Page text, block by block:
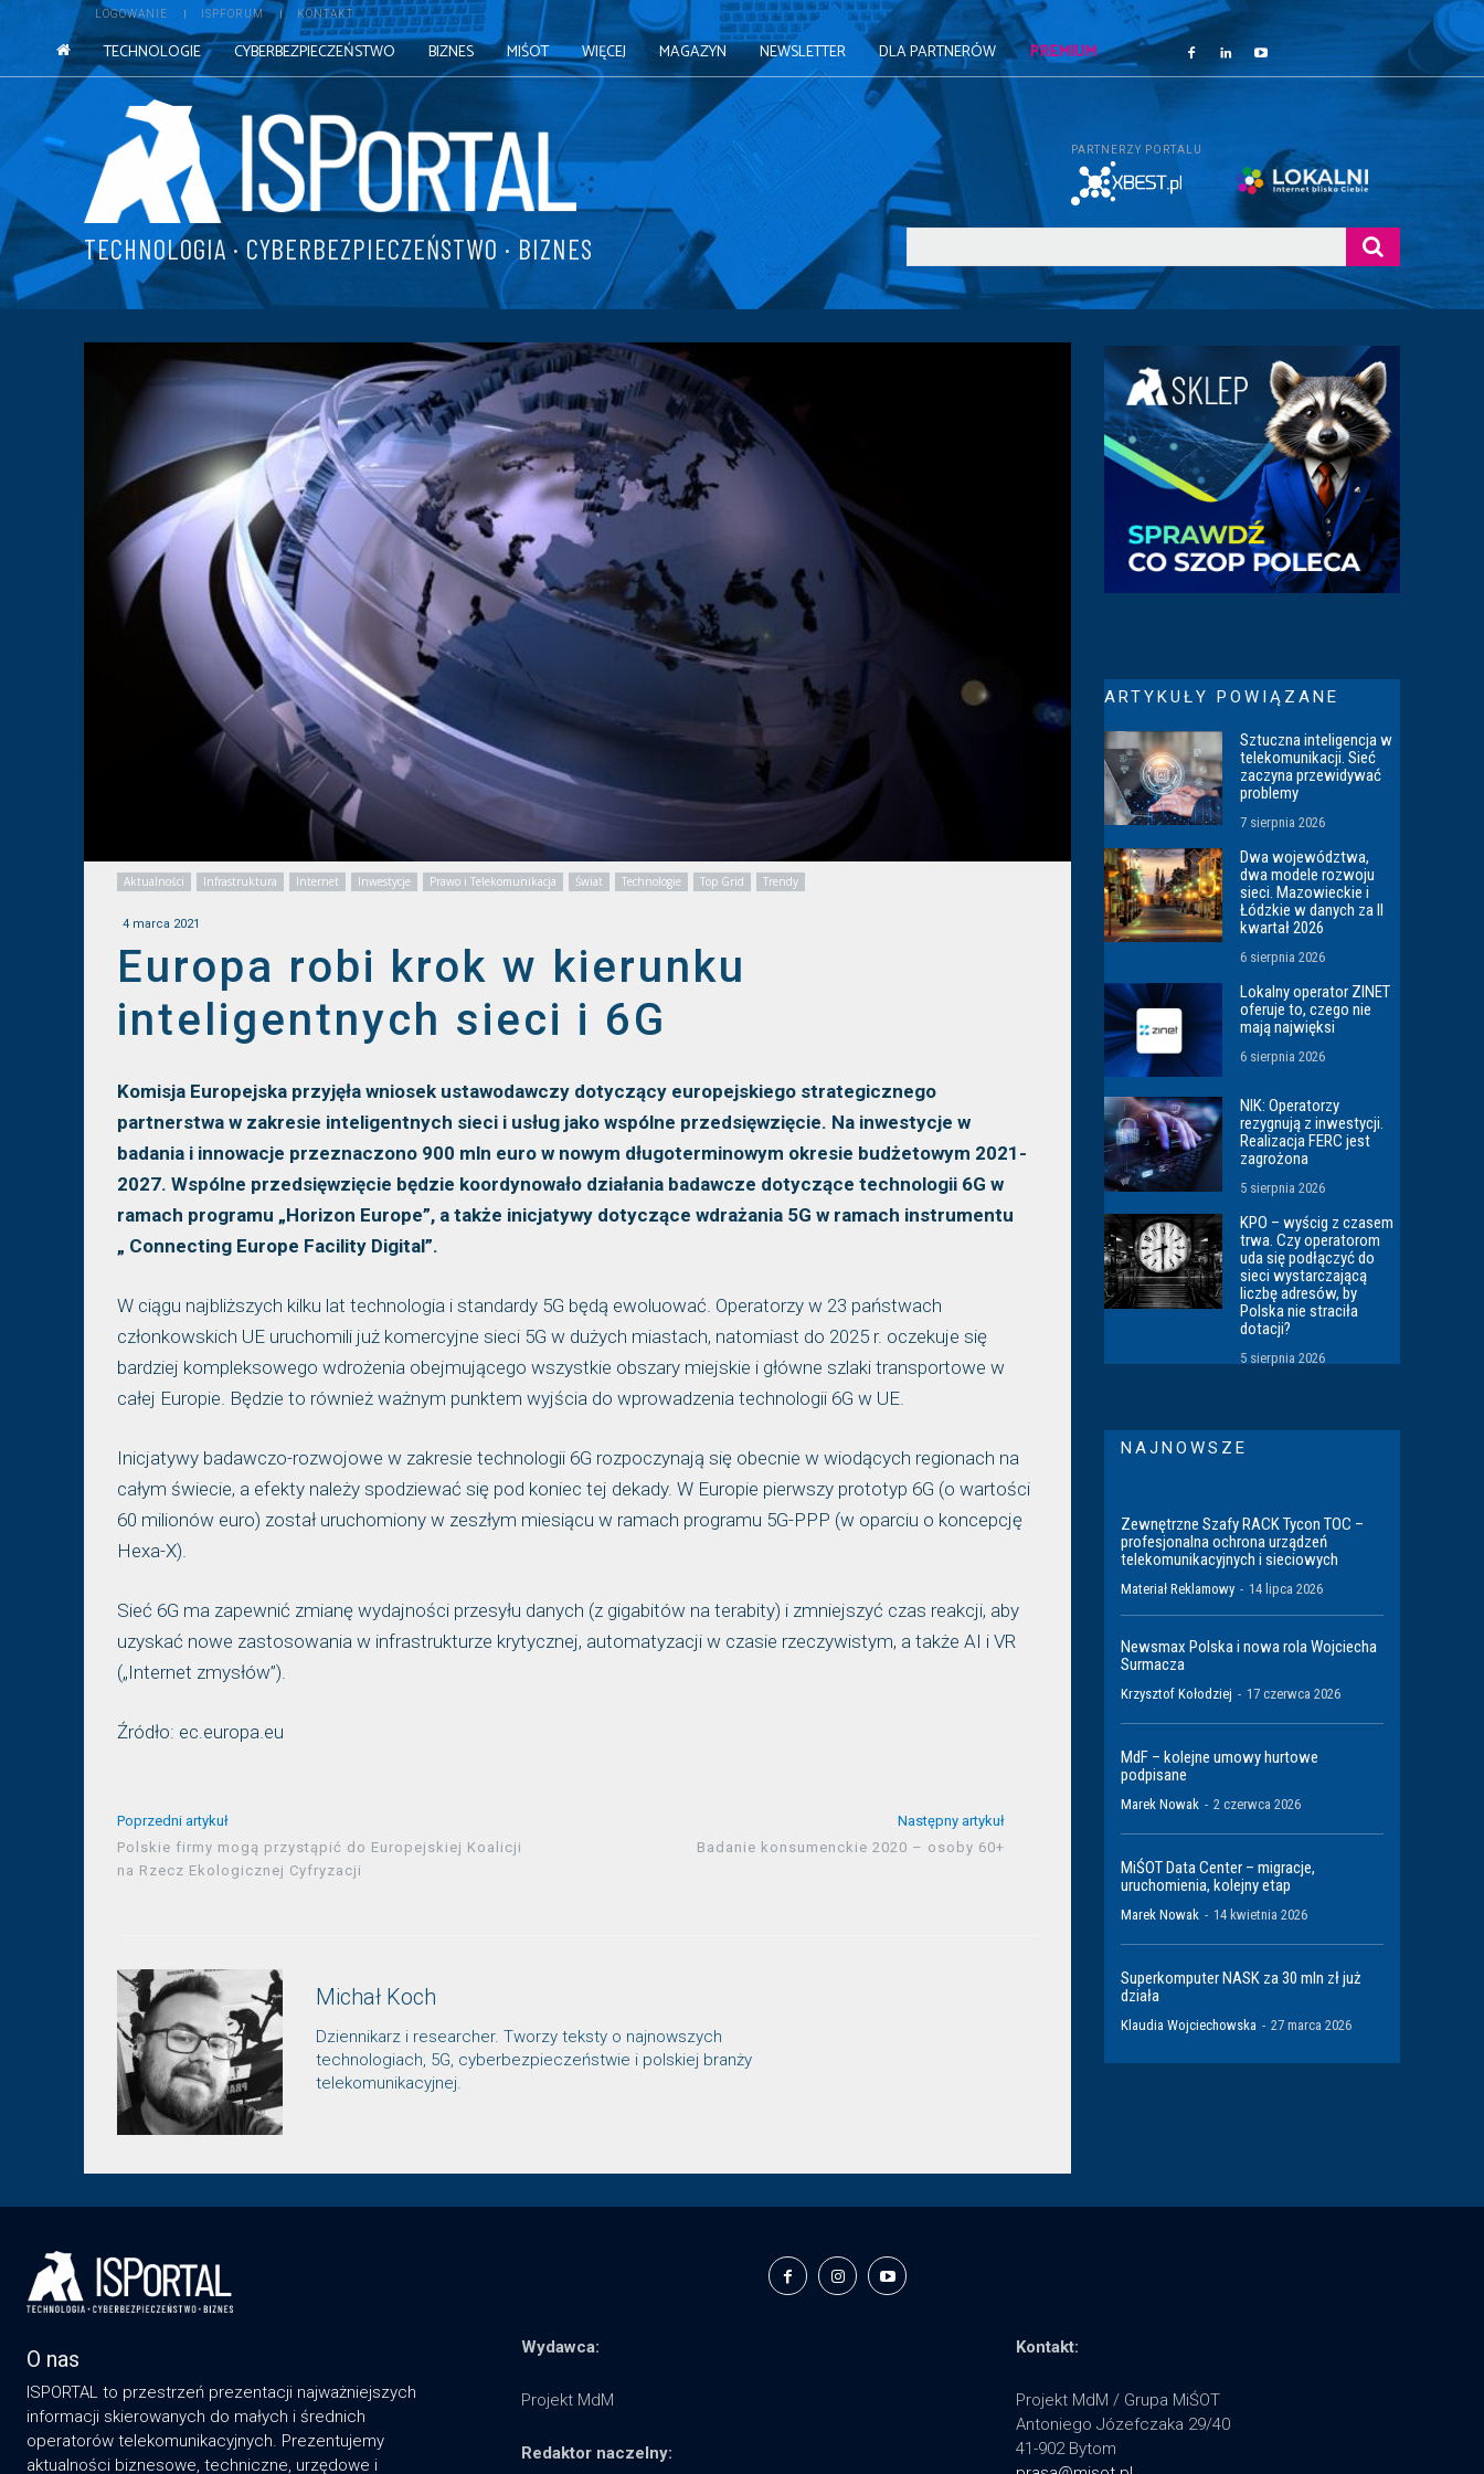
LOGOWANIE ISPFORUM KONTAKT
TECHNOLOGIE CYBERBEZPIECZEŃSTWO BIZNES MIŚOT WIĘCEJ MAGAZYN NEWSLETTER DLA PARTNERÓW PREMIUM
TECHNOLOGIA · CYBERBEZPIECZEŃSTWO · BIZNES
PARTNERZY PORTALU
Aktualności Infrastruktura Internet Inwestycje Prawo i Telekomunikacja Świat Technologie Top Grid Trendy
4 marca 2021
Europa robi krok w kierunku
inteligentnych sieci i 6G
Komisja Europejska przyjęła wniosek ustawodawczy dotyczący europejskiego strategicznego
partnerstwa w zakresie inteligentnych sieci i usług jako wspólne przedsięwzięcie. Na inwestycje w
badania i innowacje przeznaczono 900 mln euro w nowym długoterminowym okresie budżetowym 2021-
2027. Wspólne przedsięwzięcie będzie koordynowało działania badawcze dotyczące technologii 6G w
ramach programu „Horizon Europe”, a także inicjatywy dotyczące wdrażania 5G w ramach instrumentu
„ Connecting Europe Facility Digital”.
W ciągu najbliższych kilku lat technologia i standardy 5G będą ewoluować. Operatorzy w 23 państwach
członkowskich UE uruchomili już komercyjne sieci 5G w dużych miastach, natomiast do 2025 r. oczekuje się
bardziej kompleksowego wdrożenia obejmującego wszystkie obszary miejskie i główne szlaki transportowe w
całej Europie. Będzie to również ważnym punktem wyjścia do wprowadzenia technologii 6G w UE.
Inicjatywy badawczo-rozwojowe w zakresie technologii 6G rozpoczynają się obecnie w wiodących regionach na
całym świecie, a efekty należy spodziewać się pod koniec tej dekady. W Europie pierwszy prototyp 6G (o wartości
60 milionów euro) został uruchomiony w zeszłym miesiącu w ramach programu 5G-PPP (w oparciu o koncepcję
Hexa-X).
Sieć 6G ma zapewnić zmianę wydajności przesyłu danych (z gigabitów na terabity) i zmniejszyć czas reakcji, aby
uzyskać nowe zastosowania w infrastrukturze krytycznej, automatyzacji w czasie rzeczywistym, a także AI i VR
(„Internet zmysłów”).
Źródło: ec.europa.eu
Poprzedni artykuł
Polskie firmy mogą przystąpić do Europejskiej Koalicji
na Rzecz Ekologicznej Cyfryzacji
Następny artykuł
Badanie konsumenckie 2020 – osoby 60+
Michał Koch
Dziennikarz i researcher. Tworzy teksty o najnowszych
technologiach, 5G, cyberbezpieczeństwie i polskiej branży
telekomunikacyjnej.
ARTYKUŁY POWIĄZANE
Sztuczna inteligencja w
telekomunikacji. Sieć
zaczyna przewidywać
problemy
7 sierpnia 2026
Dwa województwa,
dwa modele rozwoju
sieci. Mazowieckie i
Łódzkie w danych za II
kwartał 2026
6 sierpnia 2026
Lokalny operator ZINET
oferuje to, czego nie
mają najwięksi
6 sierpnia 2026
NIK: Operatorzy
rezygnują z inwestycji.
Realizacja FERC jest
zagrożona
5 sierpnia 2026
KPO – wyścig z czasem
trwa. Czy operatorom
uda się podłączyć do
sieci wystarczającą
liczbę adresów, by
Polska nie straciła
dotacji?
5 sierpnia 2026
NAJNOWSZE
Zewnętrzne Szafy RACK Tycon TOC –
profesjonalna ochrona urządzeń
telekomunikacyjnych i sieciowych
Materiał Reklamowy - 14 lipca 2026
Newsmax Polska i nowa rola Wojciecha
Surmacza
Krzysztof Kołodziej - 17 czerwca 2026
MdF – kolejne umowy hurtowe
podpisane
Marek Nowak - 2 czerwca 2026
MiŚOT Data Center – migracje,
uruchomienia, kolejny etap
Marek Nowak - 14 kwietnia 2026
Superkomputer NASK za 30 mln zł już
działa
Klaudia Wojciechowska - 27 marca 2026
O nas
ISPORTAL to przestrzeń prezentacji najważniejszych
informacji skierowanych do małych i średnich
operatorów telekomunikacyjnych. Prezentujemy
aktualności biznesowe, techniczne, urzędowe i
Wydawca:
Projekt MdM
Redaktor naczelny:
Kontakt:
Projekt MdM / Grupa MiŚOT
Antoniego Józefczaka 29/40
41-902 Bytom